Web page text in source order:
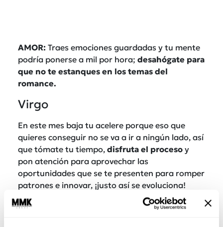
AMOR: Traes emociones guardadas y tu mente
podría ponerse a mil por hora; desahógate para
que no te estanques en los temas del
romance.
Virgo
En este mes baja tu acelere porque eso que
quieres conseguir no se va a ir a ningún lado, así
que tómate tu tiempo, disfruta el proceso y
pon atención para aprovechar las
oportunidades que se te presenten para romper
patrones e innovar, ¡justo así se evoluciona!
Algunas de tus decisiones podrían resultar
polémicas para quienes te rodean, pero si las